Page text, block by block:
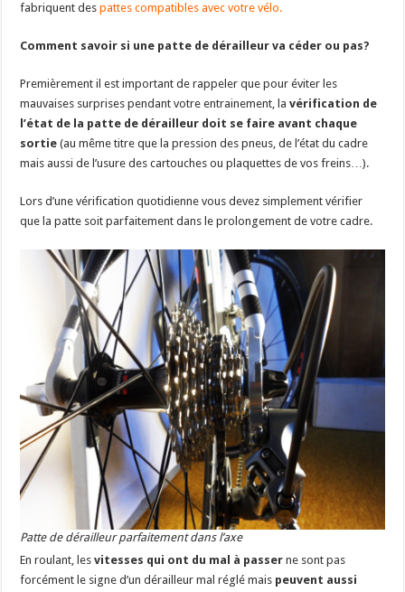
fabriquent des pattes compatibles avec votre vélo.
Comment savoir si une patte de dérailleur va céder ou pas?
Premièrement il est important de rappeler que pour éviter les
mauvaises surprises pendant votre entrainement, lavérification de
l’état de la patte de dérailleur doit se faire avant chaque
sortie(au même titre que la pression des pneus, de l’état du cadre
mais aussi de l’usure des cartouches ou plaquettes de vos freins…).
Lors d’une vérification quotidienne vous devez simplement vérifier
que la patte soit parfaitement dans le prolongement de votre cadre.
Patte de dérailleur parfaitement dans l’axe
En roulant, lesvitesses qui ont du mal à passer ne sont pas
forcément le signe d’un dérailleur mal réglé mais peuvent aussi